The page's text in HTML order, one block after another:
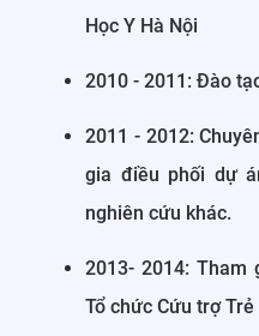
Học Y Hà Nội
2010 - 2011: Đào
2011 - 2012:
gia điều phối dự
nghiên cứu khác.
2013- 2014: Tham
Tổ chức Cứu trợ